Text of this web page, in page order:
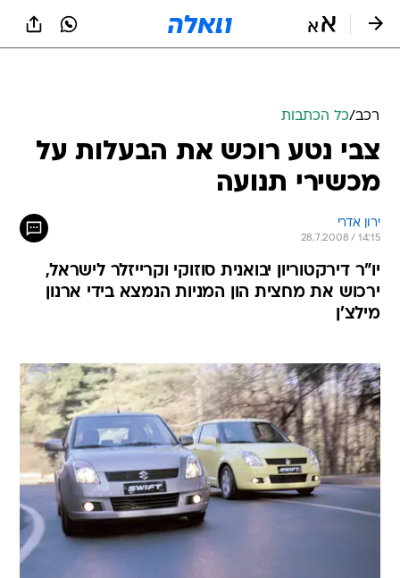
רכב/כל הכתבות
צבי נטע רוכש את הבעלות על
מכשירי תנועה
ירון אדרי
28.7.2008 / 14:15
יו"ר דירקטוריון יבואנית סוזוקי וקרייזלר לישראל,
ירכוש את מחצית הון המניות הנמצא בידי ארנון
מילצ'ן